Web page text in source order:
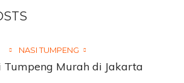
NASI TUMPENG
Tumpeng Murah di Jakarta